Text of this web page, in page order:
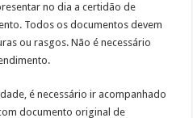
no dia a certidão de
Todos os documentos devem
ou rasgos. Não é necessário
é necessário ir acompanhado
documento original de